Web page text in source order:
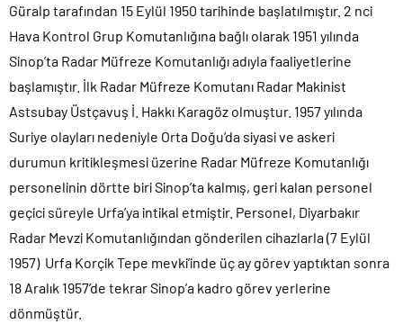
Güralp tarafından 15 Eylül 1950 tarihinde başlatılmıştır. 2 nci
Hava Kontrol Grup Komutanlığına bağlı olarak 1951 yılında
Sinop’ta Radar Müfreze Komutanlığı adıyla faaliyetlerine
başlamıştır. İlk Radar Müfreze Komutanı Radar Makinist
Astsubay Üstçavuş İ. Hakkı Karagöz olmuştur. 1957 yılında
Suriye olayları nedeniyle Orta Doğu’da siyasi ve askeri
durumun kritikleşmesi üzerine Radar Müfreze Komutanlığı
personelinin dörtte biri Sinop’ta kalmış, geri kalan personel
geçici süreyle Urfa’ya intikal etmiştir. Personel, Diyarbakır
Radar Mevzi Komutanlığından gönderilen cihazlarla (7 Eylül
1957) Urfa Korçik Tepe mevki’inde üç ay görev yaptıktan sonra
18 Aralık 1957’de tekrar Sinop’a kadro görev yerlerine
dönmüştür.